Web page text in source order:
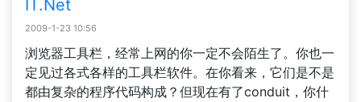
IT.Net
2009-1-23 10:56
浏览器工具栏，经常上网的你一定不会陌生了。你也一
定见过各式各样的工具栏软件。在你看来，它们是不是
都由复杂的程序代码构成？但现在有了conduit，你什